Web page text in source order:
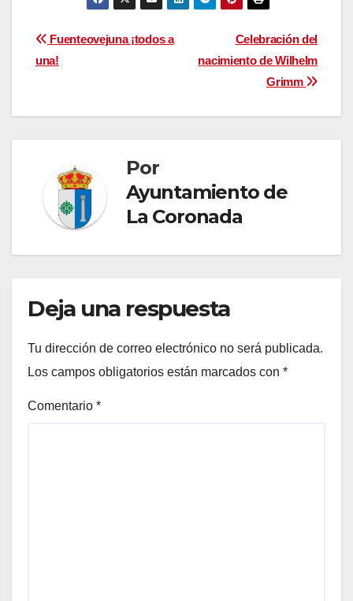
Navegación
de
entradas
Celebración del
nacimiento de Wilhelm
Grimm
Fuenteovejuna ¡todos a
una!
Por
Ayuntamiento de
La Coronada
Deja una respuesta
Tu dirección de correo electrónico no será publicada.
Los campos obligatorios están marcados con *
Comentario *